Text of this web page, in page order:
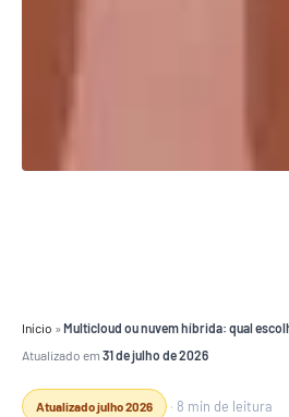
Início »Multicloud ou nuvem híbrida: qual
Atualizado em 31 de julho de 2026
Atualizado julho 2026 · 8 min de leitura